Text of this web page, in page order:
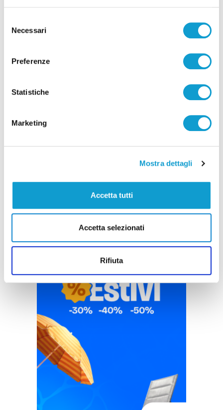
delNecessari
Preferenze
Statistiche
Marketing
Mostra dettagli
Accetta tutti
Accetta selezionati
Rifiuta
Ascoli Piceno - Incendio tra Poggio di Bretta e
Vallesenzana, in azione 15 vigili del fuoco
di Pierluigi Dorotei
Pubblicità